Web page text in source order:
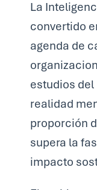
La
convertido
agenda de
estudios
realidad
proporción
supera la
impacto